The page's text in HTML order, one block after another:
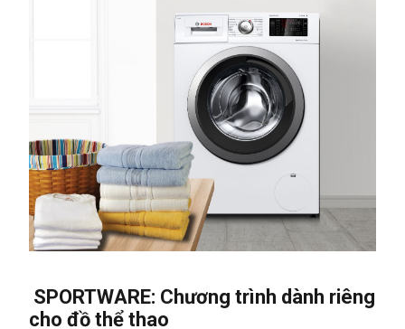
SPORTWARE: Chương trình dành riêng
cho đồ thể thao